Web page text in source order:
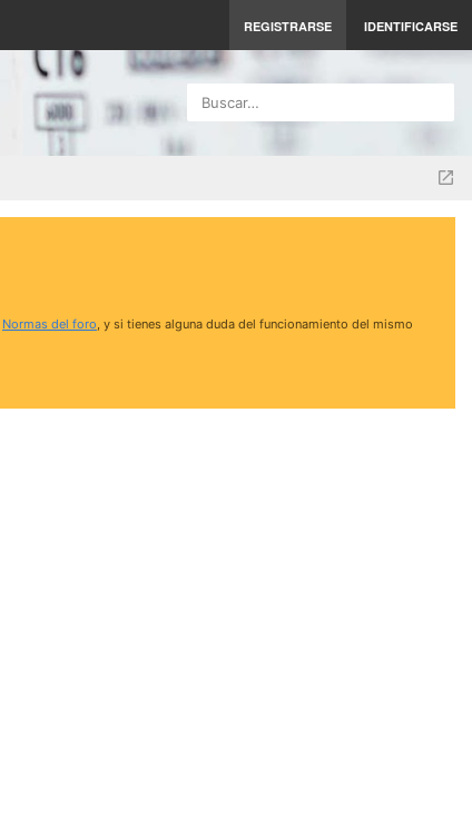
REGISTRARSE IDENTIFICARSE
Buscar…
Normas del foro, y si tienes alguna duda del funcionamiento del mismo